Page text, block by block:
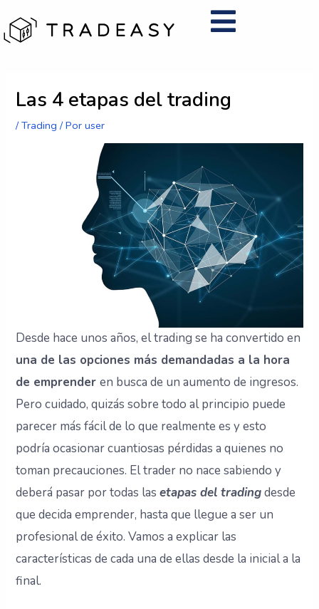
contenido
Las 4 etapas del trading
/Trading / Poruser
Desde hace unos años, el trading se ha convertido en
una de las opciones más demandadas a la hora
de emprenderen busca de un aumento de ingresos.
Pero cuidado, quizás sobre todo al principio puede
parecer más fácil de lo que realmente es y esto
podría ocasionar cuantiosas pérdidas a quienes no
toman precauciones. El trader no nace sabiendo y
deberá pasar por todas lasetapas del tradingdesde
que decida emprender, hasta que llegue a ser un
profesional de éxito. Vamos a explicar las
características de cada una de ellas desde la inicial a la
final.
entradas